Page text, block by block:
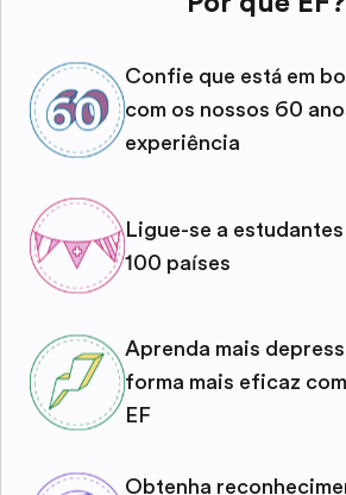
Confie que está em
com os nossos 60
experiência
Ligue-se a
100 países
Aprenda mais
forma mais eficaz
EF
Obtenha